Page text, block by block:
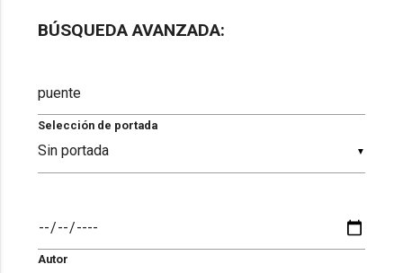
BÚSQUEDA AVANZADA:
▼
Selección de portada
Autor